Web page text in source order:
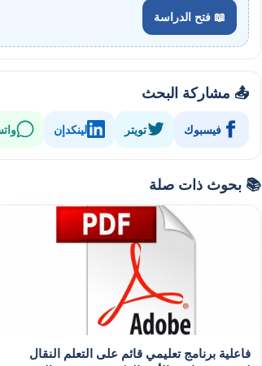
📖 فتح الدراسة
📤 مشاركة البحث
فيسبوك تويتر لينكدإن
📚 بحوث ذات صلة
فاعلية برنامج تعليمي قائم على التعلم النقال